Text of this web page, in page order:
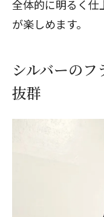
全体的に明るく仕
が楽しめます。
シルバーの
抜群